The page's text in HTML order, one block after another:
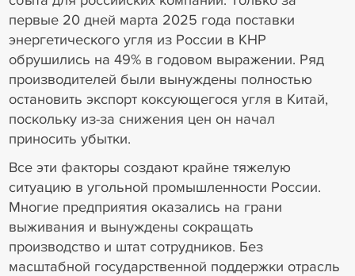
первые 20 дней марта 2025 года поставки
энергетического угля из России в КНР
обрушились на 49% в годовом выражении. Ряд
производителей были вынуждены полностью
остановить экспорт коксующегося угля в Китай,
поскольку из-за снижения цен он начал
приносить убытки.
Все эти факторы создают крайне тяжелую
ситуацию в угольной промышленности России.
Многие предприятия оказались на грани
выживания и вынуждены сокращать
производство и штат сотрудников. Без
масштабной государственной поддержки отрасль